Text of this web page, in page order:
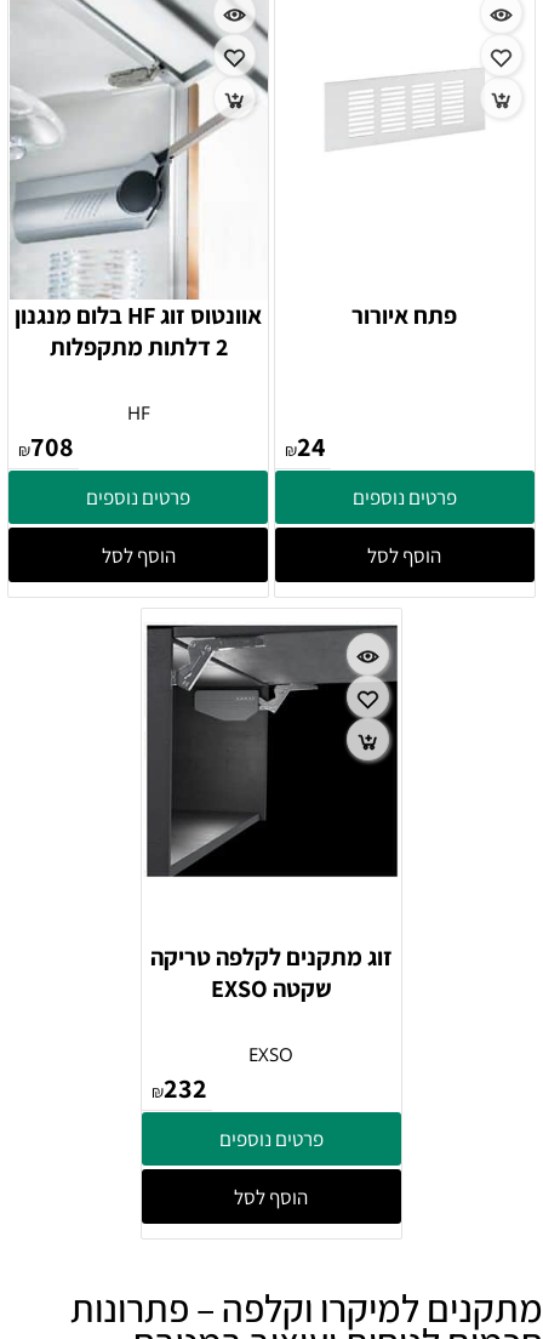
פתח איורור
₪24
פרטים נוספים
הוסף לסל
אוונטוס זוג HF בלום מנגנון
2 דלתות מתקפלות
HF
₪708
פרטים נוספים
הוסף לסל
זוג מתקנים לקלפה טריקה
שקטה EXSO
EXSO
₪232
פרטים נוספים
הוסף לסל
מתקנים למיקרו וקלפה – פתרונות